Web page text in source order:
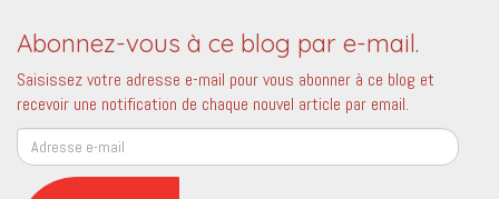
Abonnez-vous à ce blog par e-mail.
Saisissez votre adresse e-mail pour vous abonner à ce blog et
recevoir une notification de chaque nouvel article par email.
Adresse
e-
mail